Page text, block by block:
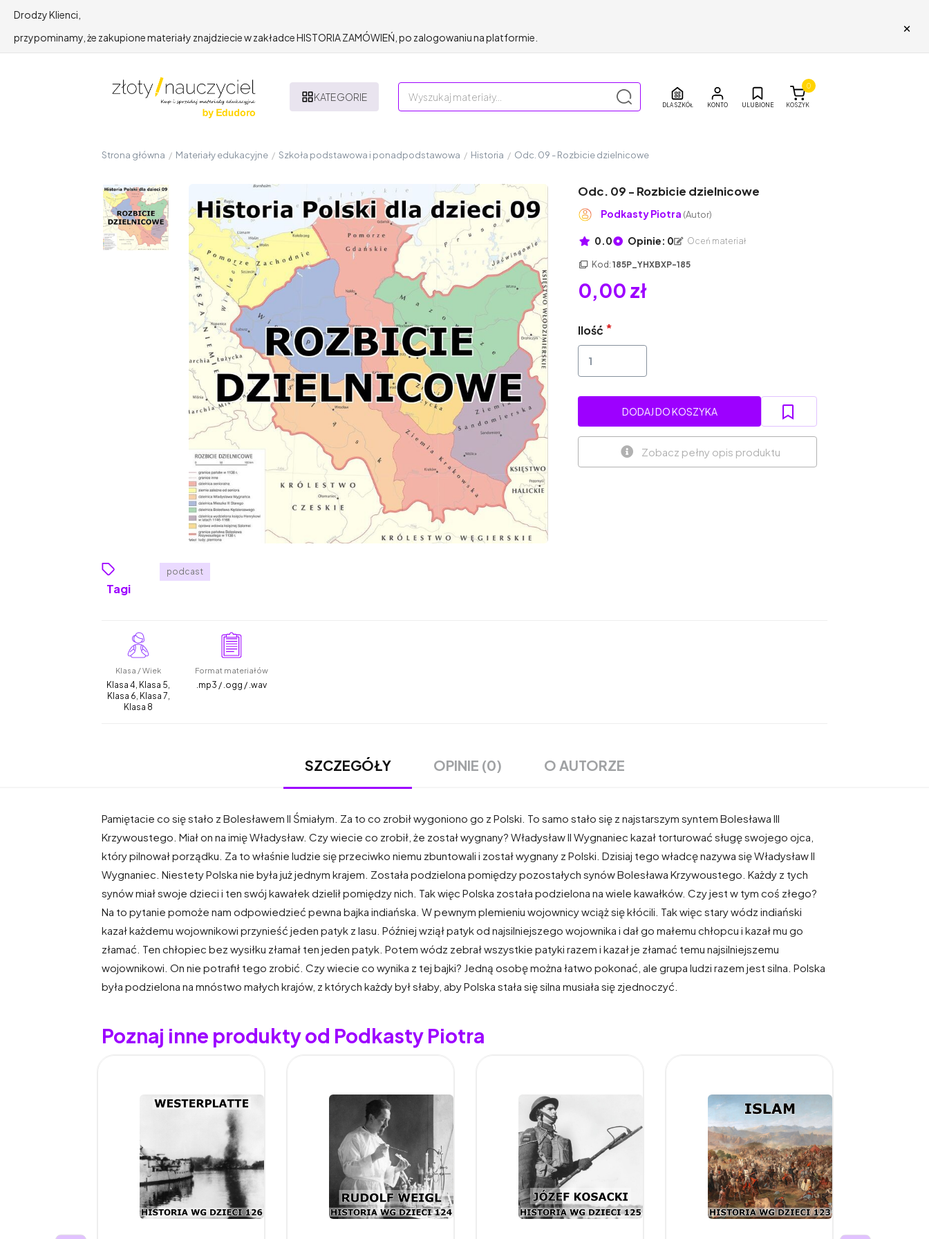
Drodzy Klienci,
przypominamy, że zakupione materiały znajdziecie w zakładce HISTORIA ZAMÓWIEŃ, po zalogowaniu na platformie.
×
KATEGORIE
DLA SZKÓŁ ULUBIONE KOSZYK
0
Strona główna / Materiały edukacyjne / Szkoła podstawowa i ponadpodstawowa / Historia / Odc. 09 - Rozbicie dzielnicowe
Tagi
podcast
Odc. 09 - Rozbicie dzielnicowe
Podkasty Piotra (Autor)
0.0 Opinie: 0 Oceń materiał
Kod:185P_YHXBXP-185
0,00 zł
Ilość
DODAJ DO KOSZYKA
Zobacz pełny opis produktu
Klasa / Wiek
Klasa 4, Klasa 5,
Klasa 6, Klasa 7,
Klasa 8
Format materiałów
.mp3 / .ogg / .wav
SZCZEGÓŁY OPINIE (0) O AUTORZE
Pamiętacie co się stało z Bolesławem II Śmiałym. Za to co zrobił wygoniono go z Polski. To samo stało się z najstarszym syntem Bolesława III
Krzywoustego. Miał on na imię Władysław. Czy wiecie co zrobił, że został wygnany? Władysław II Wygnaniec kazał torturować sługę swojego ojca,
który pilnował porządku. Za to właśnie ludzie się przeciwko niemu zbuntowali i został wygnany z Polski. Dzisiaj tego władcę nazywa się Władysław II
Wygnaniec. Niestety Polska nie była już jednym krajem. Została podzielona pomiędzy pozostałych synów Bolesława Krzywoustego. Każdy z tych
synów miał swoje dzieci i ten swój kawałek dzielił pomiędzy nich. Tak więc Polska została podzielona na wiele kawałków. Czy jest w tym coś złego?
Na to pytanie pomoże nam odpowiedzieć pewna bajka indiańska. W pewnym plemieniu wojownicy wciąż się kłócili. Tak więc stary wódz indiański
kazał każdemu wojownikowi przynieść jeden patyk z lasu. Później wziął patyk od najsilniejszego wojownika i dał go małemu chłopcu i kazał mu go
złamać. Ten chłopiec bez wysiłku złamał ten jeden patyk. Potem wódz zebrał wszystkie patyki razem i kazał je złamać temu najsilniejszemu
wojownikowi. On nie potrafił tego zrobić. Czy wiecie co wynika z tej bajki? Jedną osobę można łatwo pokonać, ale grupa ludzi razem jest silna. Polska
była podzielona na mnóstwo małych krajów, z których każdy był słaby, aby Polska stała się silna musiała się zjednoczyć.
Poznaj inne produkty od Podkasty Piotra